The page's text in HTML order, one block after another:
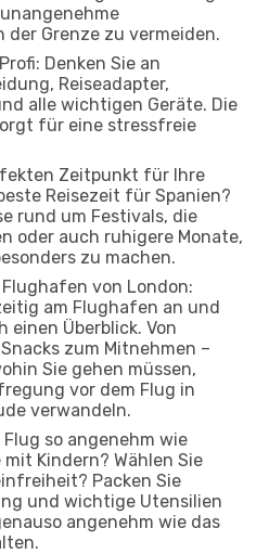
der Grenze zu vermeiden.
Denken Sie an
Reiseadapter,
alle wichtigen Geräte. Die
für eine stressfreie
Zeitpunkt für Ihre
Reisezeit für Spanien?
rund um Festivals, die
oder auch ruhigere Monate,
zu machen.
von London:
am Flughafen an und
einen Überblick. Von
zum Mitnehmen –
Sie gehen müssen,
vor dem Flug in
verwandeln.
so angenehm wie
Kindern? Wählen Sie
Packen Sie
und wichtige Utensilien
angenehm wie das